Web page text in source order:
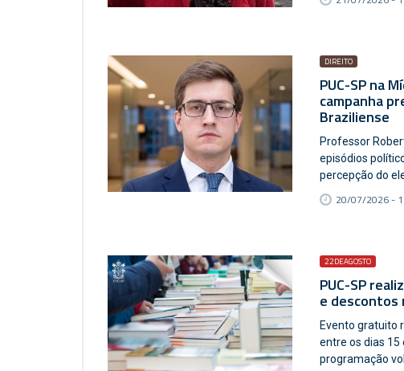
DIREITO
PUC-SP na
campanha
Braziliense
Professor
episódios
percepção do
20/07/2026 -
22DEAGOSTO
PUC-SP
e descontos
Evento gratuito
entre os dias 15
programação